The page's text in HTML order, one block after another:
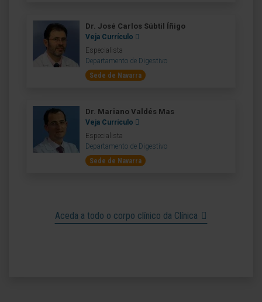
Dr. José Carlos Súbtil Íñigo
Veja Currículo
Especialista
Departamento de Digestivo
Sede de Navarra
Dr. Mariano Valdés Mas
Veja Currículo
Especialista
Departamento de Digestivo
Sede de Navarra
Aceda a todo o corpo clínico da Clínica